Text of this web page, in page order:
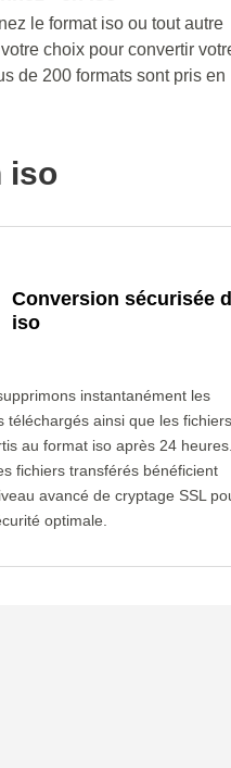
le format iso ou tout autre
choix pour convertir
de 200 formats sont pris en
iso
Conversion sécurisée
iso
instantanément les
téléchargés ainsi que les fichiers
au format iso après 24 heures.
fichiers transférés bénéficient
avancé de cryptage SSL
optimale.